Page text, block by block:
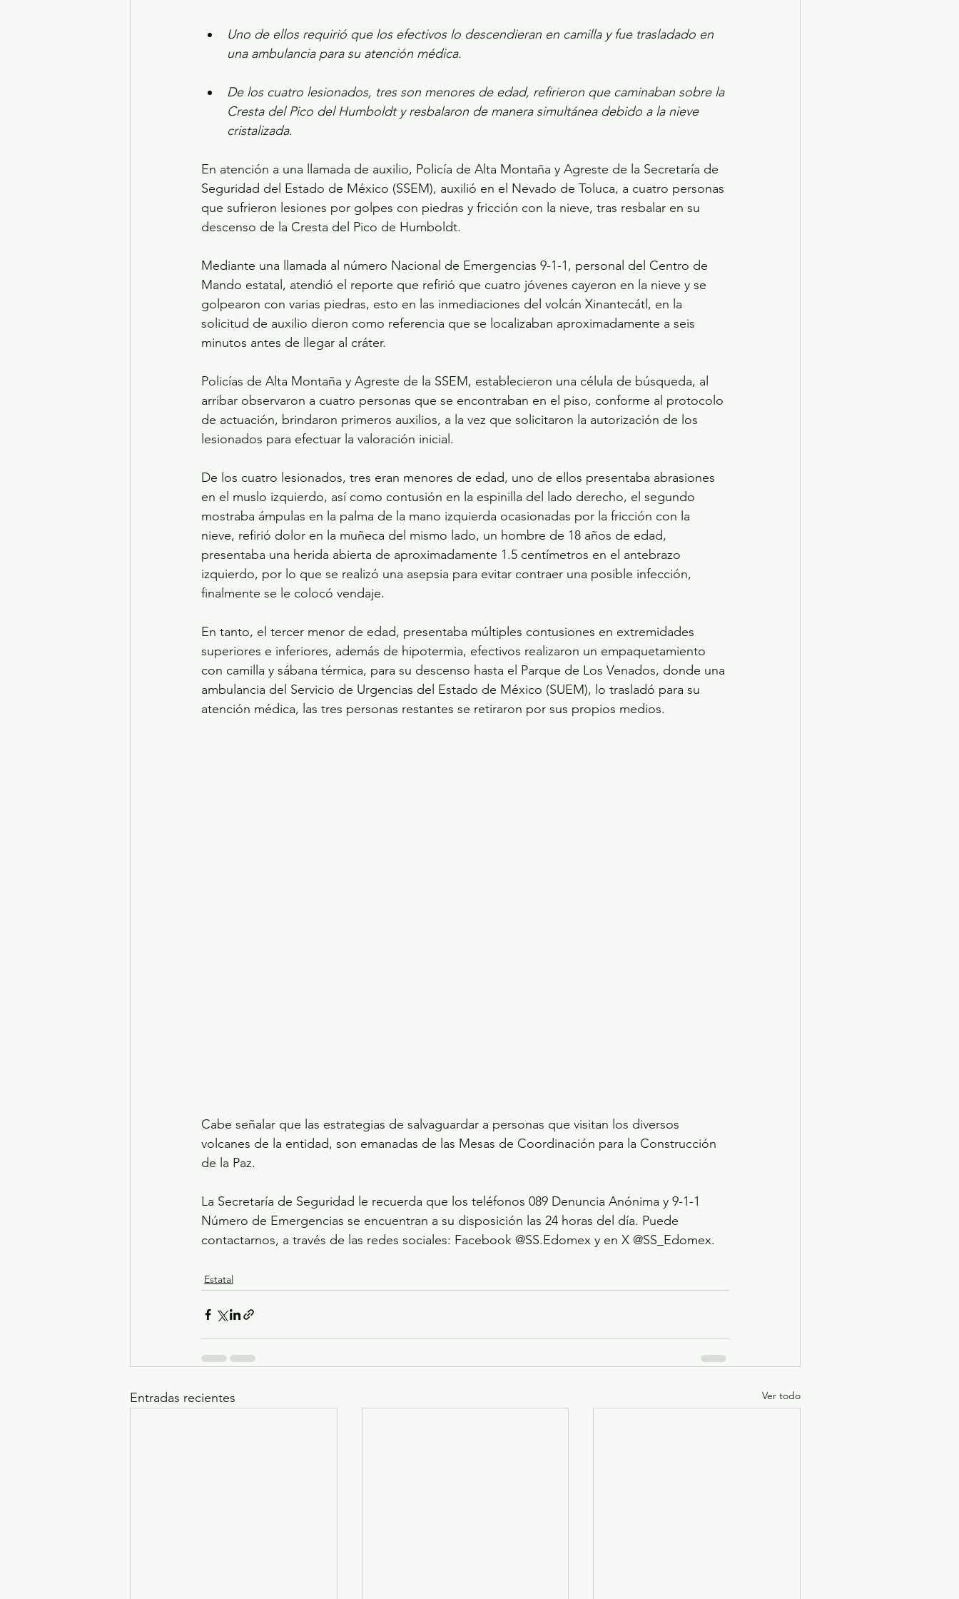
Uno de ellos requirió que los efectivos lo descendieran en camilla y fue trasladado en
una ambulancia para su atención médica.
De los cuatro lesionados, tres son menores de edad, refirieron que caminaban sobre la
Cresta del Pico del Humboldt y resbalaron de manera simultánea debido a la nieve
cristalizada.
En atención a una llamada de auxilio, Policía de Alta Montaña y Agreste de la Secretaría de
Seguridad del Estado de México (SSEM), auxilió en el Nevado de Toluca, a cuatro personas
que sufrieron lesiones por golpes con piedras y fricción con la nieve, tras resbalar en su
descenso de la Cresta del Pico de Humboldt.
Mediante una llamada al número Nacional de Emergencias 9-1-1, personal del Centro de
Mando estatal, atendió el reporte que refirió que cuatro jóvenes cayeron en la nieve y se
golpearon con varias piedras, esto en las inmediaciones del volcán Xinantecátl, en la
solicitud de auxilio dieron como referencia que se localizaban aproximadamente a seis
minutos antes de llegar al cráter.
Policías de Alta Montaña y Agreste de la SSEM, establecieron una célula de búsqueda, al
arribar observaron a cuatro personas que se encontraban en el piso, conforme al protocolo
de actuación, brindaron primeros auxilios, a la vez que solicitaron la autorización de los
lesionados para efectuar la valoración inicial.
De los cuatro lesionados, tres eran menores de edad, uno de ellos presentaba abrasiones
en el muslo izquierdo, así como contusión en la espinilla del lado derecho, el segundo
mostraba ámpulas en la palma de la mano izquierda ocasionadas por la fricción con la
nieve, refirió dolor en la muñeca del mismo lado, un hombre de 18 años de edad,
presentaba una herida abierta de aproximadamente 1.5 centímetros en el antebrazo
izquierdo, por lo que se realizó una asepsia para evitar contraer una posible infección,
finalmente se le colocó vendaje.
En tanto, el tercer menor de edad, presentaba múltiples contusiones en extremidades
superiores e inferiores, además de hipotermia, efectivos realizaron un empaquetamiento
con camilla y sábana térmica, para su descenso hasta el Parque de Los Venados, donde una
ambulancia del Servicio de Urgencias del Estado de México (SUEM), lo trasladó para su
atención médica, las tres personas restantes se retiraron por sus propios medios.
Cabe señalar que las estrategias de salvaguardar a personas que visitan los diversos
volcanes de la entidad, son emanadas de las Mesas de Coordinación para la Construcción
de la Paz.
La Secretaría de Seguridad le recuerda que los teléfonos 089 Denuncia Anónima y 9-1-1
Número de Emergencias se encuentran a su disposición las 24 horas del día. Puede
contactarnos, a través de las redes sociales: Facebook @SS.Edomex y en X @SS_Edomex.
Estatal
Entradas recientes Ver todo